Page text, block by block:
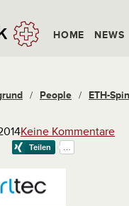
HOME NEWS
/ People / ETH-
Keine Kommentare